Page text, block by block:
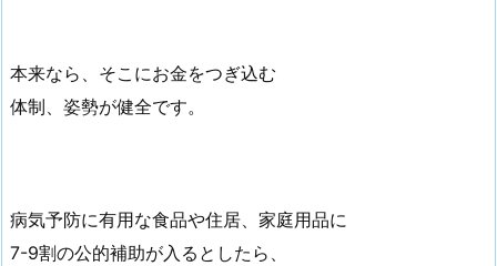
本来なら、そこにお金をつぎ込む
体制、姿勢が健全です。
病気予防に有用な食品や住居、家庭用品に
7-9割の公的補助が入るとしたら、